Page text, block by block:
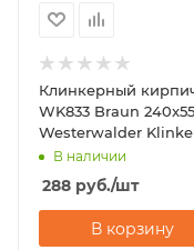
Клинкерный
WK833 Braun
Westerwalder
В наличии
288 руб./шт
В корзину